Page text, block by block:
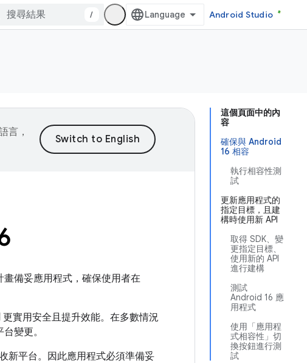
/ Android Studio
這個頁面中的內
容
確保與 Android
16 相容
執行相容性測
試
更新應用程式的
指定目標，且建
構時使用新 API
取得 SDK、變
更指定目標、
使用新的 API
進行建構
測試
Android 16 應
用程式
使用「應用程
式相容性」切
換按鈕進行測
試
言，
備妥應用程式，確保使用者在
實用安全且提升效能。在多數情況
變更。
新平台。因此應用程式必須準備妥